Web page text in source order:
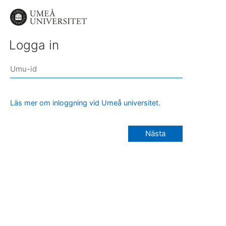
Logga in
Läs mer om inloggning vid Umeå universitet.
Nästa